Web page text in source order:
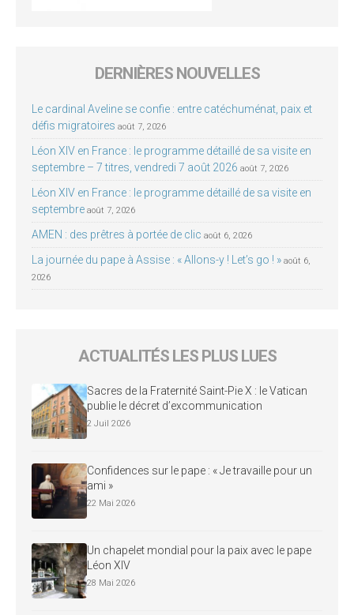
DERNIÈRES NOUVELLES
Le cardinal Aveline se confie : entre catéchuménat, paix et
défis migratoires août 7, 2026
Léon XIV en France : le programme détaillé de sa visite en
septembre – 7 titres, vendredi 7 août 2026 août 7, 2026
Léon XIV en France : le programme détaillé de sa visite en
septembre août 7, 2026
AMEN : des prêtres à portée de clic août 6, 2026
La journée du pape à Assise : « Allons-y ! Let’s go ! » août 6,
2026
ACTUALITÉS LES PLUS LUES
Sacres de la Fraternité Saint-Pie X : le Vatican
publie le décret d’excommunication
2 Juil 2026
Confidences sur le pape : « Je travaille pour un
ami »
22 Mai 2026
Un chapelet mondial pour la paix avec le pape
Léon XIV
28 Mai 2026